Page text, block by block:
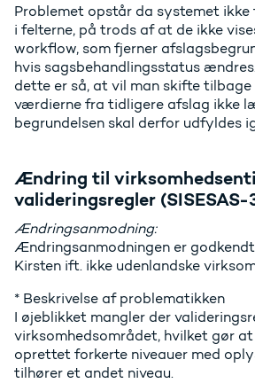
Problemet opstår da systemet
i felterne, på trods af at de ikke
workflow, som fjerner
hvis sagsbehandlingsstatus
dette er så, at vil man skifte tilbage
værdierne fra tidligere afslag ikke
begrundelsen skal derfor udfyldes
Ændring til
valideringsregler (SISESAS-
Ændringsanmodning:
Ændringsanmodningen er
Kirsten ift. ikke udenlandske
* Beskrivelse af problematikken
I øjeblikket mangler der
virksomhedsområdet, hvilket gør
oprettet forkerte niveauer med
tilhører et andet niveau.